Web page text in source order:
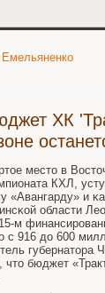
Емельяненко
ХК
место в
КХЛ,
«Авангарду» и
области
м
с 916 до 600
губернатора
бюджет